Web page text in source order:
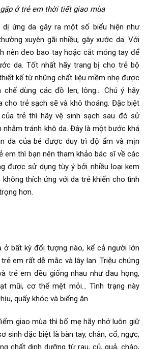
ở trẻ em thời tiết giao mùa
dị ứng da gây ra một số biểu hiện như
xuyên gãi nhiều, gây xước da. Với
nên đeo bao tay hoặc cắt móng tay để
da. Tốt nhất hãy trang bị cho trẻ bộ
kế từ những chất liệu mềm nhẹ được
chế dùng các đồ len, lông… Chú ý hãy
cho trẻ sạch sẽ và khô thoáng. Đặc biệt
trẻ thì hãy vệ sinh sạch sau đó sử
nhằm tránh khô da. Đây là một bước khá
da của bé được duy trì độ ẩm và mịn
em thì bạn nên tham khảo bác sĩ về các
được sử dụng tùy ý bởi nhiều loại kem
thích ứng với da trẻ khiến cho tình
hơn.
ở bất kỳ đối tượng nào, kể cả người lớn
em rất dễ mắc và lây lan. Triệu chứng
trẻ em đều giống nhau như đau họng,
mũi, cơ thể mệt mỏi… Tình trạng này
quấy khóc và biếng ăn.
giao mùa thì bố mẹ hãy nhớ luôn giữ
sinh đặc biệt là bàn tay, chân, cổ, ngực,
chất dinh dưỡng từ rau, củ, quả, cháo,